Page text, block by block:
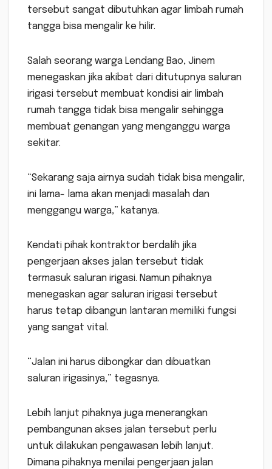
tersebut sangat dibutuhkan agar limbah rumah
tangga bisa mengalir ke hilir.
Salah seorang warga Lendang Bao, Jinem
menegaskan jika akibat dari ditutupnya saluran
irigasi tersebut membuat kondisi air limbah
rumah tangga tidak bisa mengalir sehingga
membuat genangan yang menganggu warga
sekitar.
“Sekarang saja airnya sudah tidak bisa mengalir,
ini lama- lama akan menjadi masalah dan
menggangu warga,” katanya.
Kendati pihak kontraktor berdalih jika
pengerjaan akses jalan tersebut tidak
termasuk saluran irigasi. Namun pihaknya
menegaskan agar saluran irigasi tersebut
harus tetap dibangun lantaran memiliki fungsi
yang sangat vital.
“Jalan ini harus dibongkar dan dibuatkan
saluran irigasinya,” tegasnya.
Lebih lanjut pihaknya juga menerangkan
pembangunan akses jalan tersebut perlu
untuk dilakukan pengawasan lebih lanjut.
Dimana pihaknya menilai pengerjaan jalan